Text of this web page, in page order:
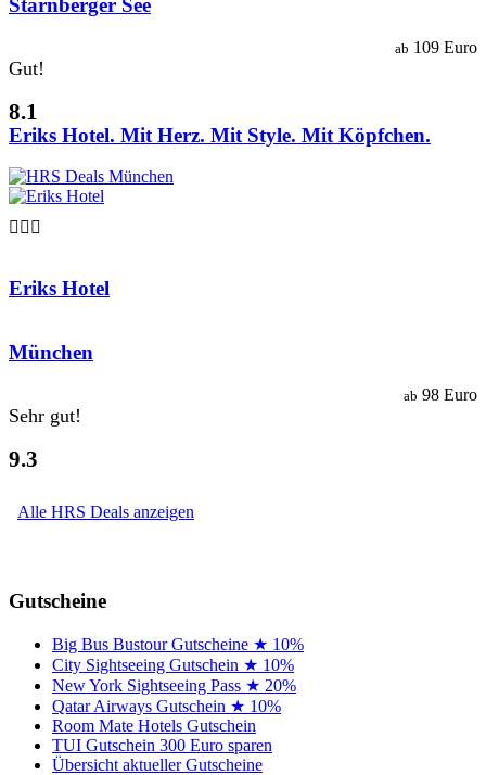
Starnberger See
Gut!
8.1
ab 109 Euro
Eriks Hotel. Mit Herz. Mit Style. Mit Köpfchen.

Eriks Hotel
München
Sehr gut!
9.3
ab 98 Euro
Alle HRS Deals anzeigen
Gutscheine
Big Bus Bustour Gutscheine ★ 10%
City Sightseeing Gutschein ★ 10%
New York Sightseeing Pass ★ 20%
Qatar Airways Gutschein ★ 10%
Room Mate Hotels Gutschein
TUI Gutschein 300 Euro sparen
Übersicht aktueller Gutscheine